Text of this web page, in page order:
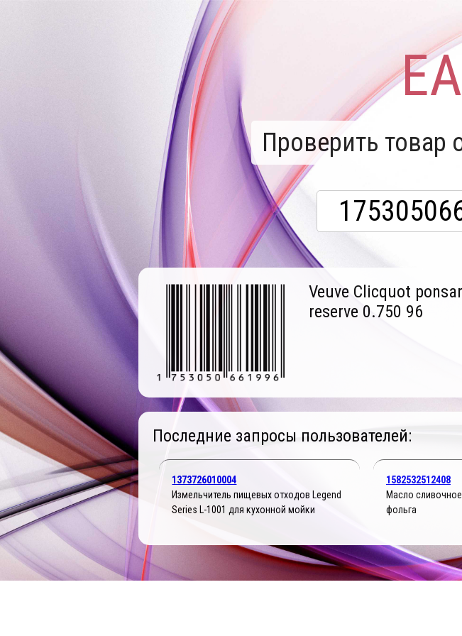
Проверить товар
Veuve Clicquot
reserve 0.750 96
Последние запросы пользователей:
1373726010004
Измельчитель пищевых отходов Legend
Series L-1001 для кухонной мойки
1582532512408
Масло
фольга